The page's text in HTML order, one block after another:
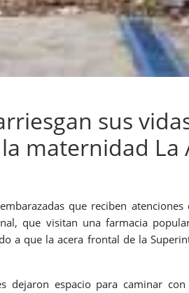
sus
maternidad La
que reciben
que visitan una farmacia
a que la acera frontal de la
dejaron espacio para caminar